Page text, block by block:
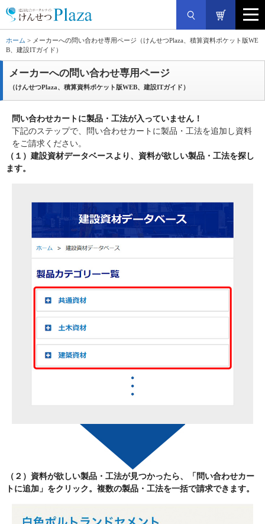
ホーム > メーカーへの問い合わせ専用ページ（けんせつPlaza、積算資料ポケット版WE
B、建設ITガイド）
メーカーへの問い合わせ専用ページ
（けんせつPlaza、積算資料ポケット版WEB、建設ITガイド）
問い合わせカートに製品・工法が入っていません！
下記のステップで、問い合わせカートに製品・工法を追加し資料
をご請求ください。
（１） 建設資材データベースより、資料が欲しい製品・工法を探し
ます。
（２）資料が欲しい製品・工法が見つかったら、
「問い合わせカー
トに追加」 をクリック。複数の製品・工法を一括で請求できます。